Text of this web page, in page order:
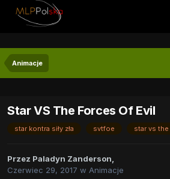
Animacje
Star VS The Forces Of Evil
star kontra siły zła svtfoe star vs
Przez Paladyn Zanderson,
Czerwiec 29, 2017 w Animacje